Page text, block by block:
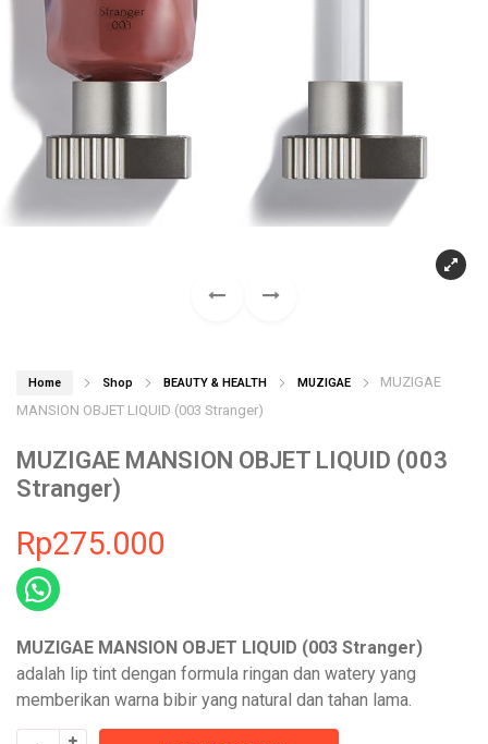
Home Shop BEAUTY & HEALTH MUZIGAE
MUZIGAE
MANSION OBJET LIQUID (003 Stranger)
MUZIGAE MANSION OBJET LIQUID (003
Stranger)
Rp275.000
MUZIGAE MANSION OBJET LIQUID (003 Stranger)
adalah lip tint dengan formula ringan dan watery yang
memberikan warna bibir yang natural dan tahan lama.
MUZIGAE